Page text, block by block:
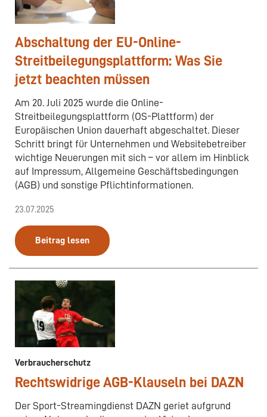
Abschaltung der EU-Online-
Streitbeilegungsplattform: Was Sie
jetzt beachten müssen
Am 20. Juli 2025 wurde die Online-
Streitbeilegungsplattform (OS-Plattform) der
Europäischen Union dauerhaft abgeschaltet. Dieser
Schritt bringt für Unternehmen und Websitebetreiber
wichtige Neuerungen mit sich – vor allem im Hinblick
auf Impressum, Allgemeine Geschäftsbedingungen
(AGB) und sonstige Pflichtinformationen.
23.07.2025
Beitrag lesen
Verbraucherschutz
Rechtswidrige AGB-Klauseln bei DAZN
Der Sport-Streamingdienst DAZN geriet aufgrund